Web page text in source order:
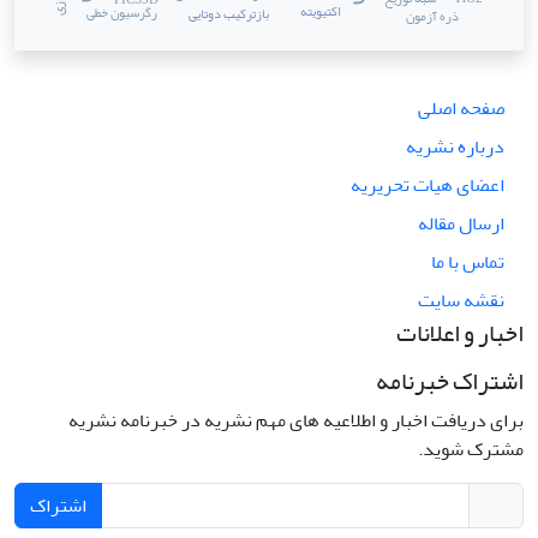
اکتیویته بازترکیب دوتایی رگرسیون خطی ذره آزمون
صفحه اصلی
درباره نشریه
اعضای هیات تحریریه
ارسال مقاله
تماس با ما
نقشه سایت
اخبار و اعلانات
اشتراک خبرنامه
برای دریافت اخبار و اطلاعیه های مهم نشریه در خبرنامه نشریه
مشترک شوید.
اشتراک